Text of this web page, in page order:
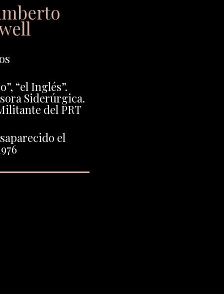
“el Inglés”.
Siderúrgica.
del PRT
el